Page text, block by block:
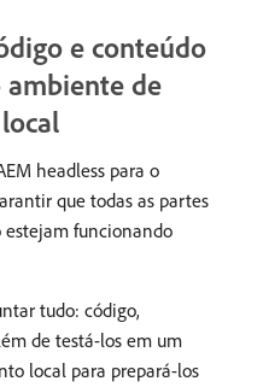
e conteúdo
de
headless para o
que todas as partes
funcionando
tudo: código,
de testá-los em um
local para prepará-los